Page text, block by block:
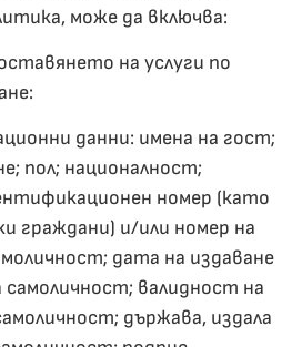
може да включва:
на услуги по
данни: имена на гост;
пол; националност;
номер (като
граждани) и/или номер на
дата на издаване
самоличност; валидност на
държава, издала